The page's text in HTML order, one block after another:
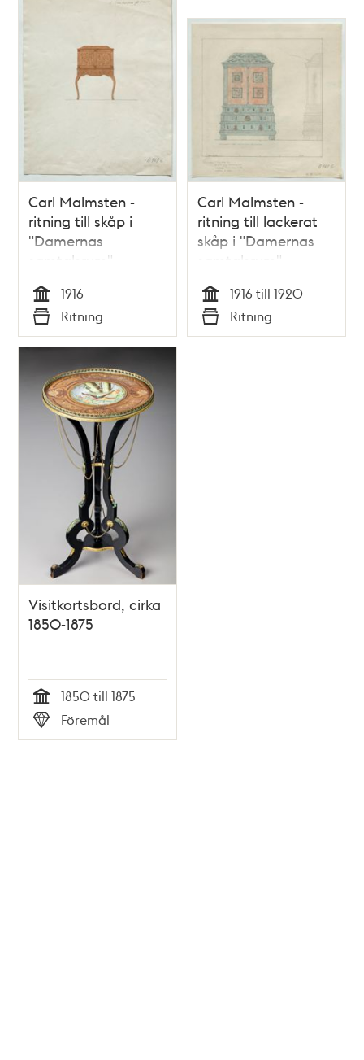
Carl Malmsten -
ritning till skåp i
"Damernas
samtalsrum",
Stadshuset
Tid
1916
Typ
Ritning
Carl Malmsten -
ritning till lackerat
skåp i "Damernas
samtalsrum",
Stadshuset
Tid
1916 till 1920
Typ
Ritning
Visitkortsbord, cirka
1850-1875
Tid
1850 till 1875
Typ
Föremål